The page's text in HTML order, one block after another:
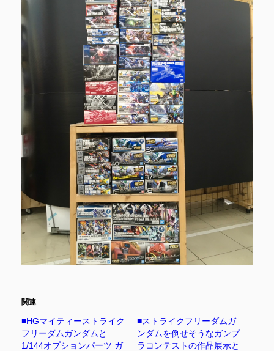
関連
■HGマイティーストライク
フリーダムガンダムと
1/144オプションパーツ ガ
■ストライクフリーダムガ
ンダムを倒せそうなガンプ
ラコンテストの作品展示と